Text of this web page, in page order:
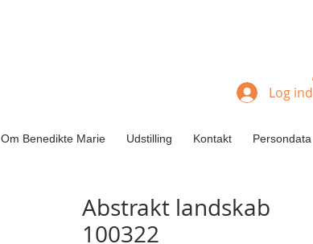
Om Benedikte Marie Udstilling Kontakt Persondata
Log ind
Abstrakt landskab
100322